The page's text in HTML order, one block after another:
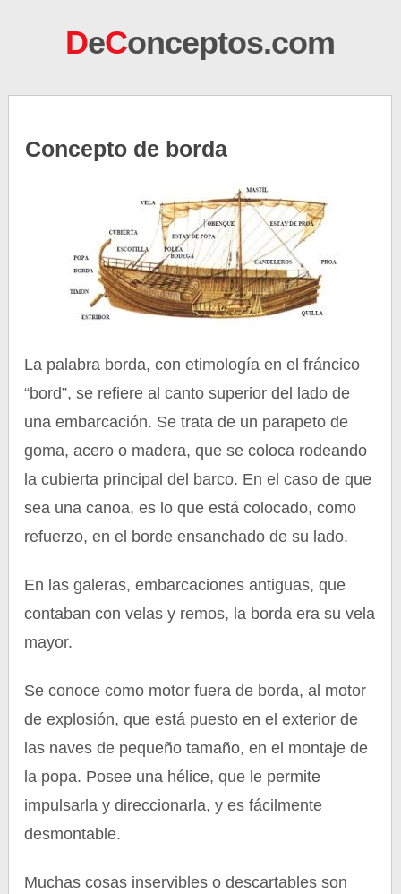
DeConceptos.com
Concepto de borda
La palabra borda, con etimología en el fráncico
“bord”, se refiere al canto superior del lado de
una embarcación. Se trata de un parapeto de
goma, acero o madera, que se coloca rodeando
la cubierta principal del barco. En el caso de que
sea una canoa, es lo que está colocado, como
refuerzo, en el borde ensanchado de su lado.
En las galeras, embarcaciones antiguas, que
contaban con velas y remos, la borda era su vela
mayor.
Se conoce como motor fuera de borda, al motor
de explosión, que está puesto en el exterior de
las naves de pequeño tamaño, en el montaje de
la popa. Posee una hélice, que le permite
impulsarla y direccionarla, y es fácilmente
desmontable.
Muchas cosas inservibles o descartables son